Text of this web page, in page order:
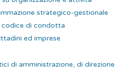
strategico-gestionale
codice di condotta
ed imprese
di amministrazione, di direzione